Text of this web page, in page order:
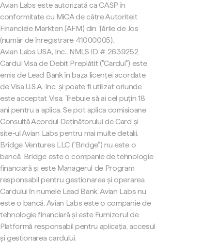
Avian Labs este autorizată ca CASP în
conformitate cu MiCA de către Autoriteit
Financiële Markten (AFM) din Țările de Jos
(număr de înregistrare 41000005).
Avian Labs USA, Inc., NMLS ID # 2639252
Cardul Visa de Debit Preplătit ("Cardul") este
emis de Lead Bank în baza licenței acordate
de Visa U.S.A. Inc. și poate fi utilizat oriunde
este acceptat Visa. Trebuie să ai cel puțin 18
ani pentru a aplica. Se pot aplica comisioane.
Consultă Acordul Deținătorului de Card și
site-ul Avian Labs pentru mai multe detalii.
Bridge Ventures LLC ("Bridge") nu este o
bancă. Bridge este o companie de tehnologie
financiară și este Managerul de Program
responsabil pentru gestionarea și operarea
Cardului în numele Lead Bank. Avian Labs nu
este o bancă. Avian Labs este o companie de
tehnologie financiară și este Furnizorul de
Platformă responsabil pentru aplicația, accesul
și gestionarea cardului.